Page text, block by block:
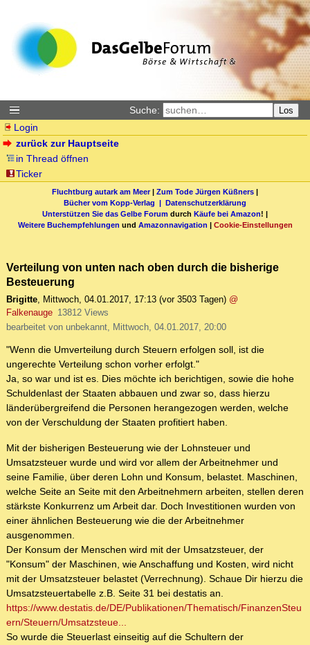
Suche: Los
Login
zurück zur Hauptseite
in Thread öffnen
Ticker
Fluchtburg autark am Meer| Zum Tode Jürgen Küßners |
Bücher vom Kopp-Verlag | Datenschutzerklärung
Unterstützen Sie das Gelbe Forum durch Käufe bei Amazon! |
Weitere Buchempfehlungen und Amazonnavigation | Cookie-Einstellungen
Verteilung von unten nach oben durch die bisherige
Besteuerung
Brigitte, Mittwoch, 04.01.2017, 17:13 (vor 3503 Tagen) @
Falkenauge 13812 Views
bearbeitet von unbekannt, Mittwoch, 04.01.2017, 20:00
"Wenn die Umverteilung durch Steuern erfolgen soll, ist die
ungerechte Verteilung schon vorher erfolgt."
Ja, so war und ist es. Dies möchte ich berichtigen, sowie die hohe
Schuldenlast der Staaten abbauen und zwar so, dass hierzu
länderübergreifend die Personen herangezogen werden, welche
von der Verschuldung der Staaten profitiert haben.
Mit der bisherigen Besteuerung wie der Lohnsteuer und
Umsatzsteuer wurde und wird vor allem der Arbeitnehmer und
seine Familie, über deren Lohn und Konsum, belastet. Maschinen,
welche Seite an Seite mit den Arbeitnehmern arbeiten, stellen deren
stärkste Konkurrenz um Arbeit dar. Doch Investitionen wurden von
einer ähnlichen Besteuerung wie die der Arbeitnehmer
ausgenommen.
Der Konsum der Menschen wird mit der Umsatzsteuer, der
"Konsum" der Maschinen, wie Anschaffung und Kosten, wird nicht
mit der Umsatzsteuer belastet (Verrechnung). Schaue Dir hierzu die
Umsatzsteuertabelle z.B. Seite 31 bei destatis an.
https://www.destatis.de/DE/Publikationen/Thematisch/FinanzenSteu
ern/Steuern/Umsatzsteue...
So wurde die Steuerlast einseitig auf die Schultern der